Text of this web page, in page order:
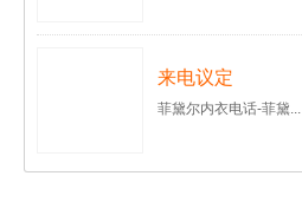
来电议定
菲黛尔内衣电话-菲黛...